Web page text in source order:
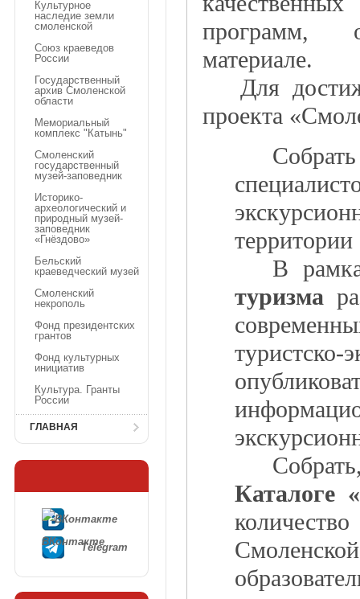
Культурное
наследие земли
смоленской
Союз краеведов
России
Государственный
архив Смоленской
области
Мемориальный
комплекс "Катынь"
Смоленский
государственный
музей-заповедник
Историко-
археологический и
природный музей-
заповедник
«Гнёздово»
Бельский
краеведческий музей
Смоленский
некрополь
Фонд президентских
грантов
Фонд культурных
инициатив
Культура. Гранты
России
ГЛАВНАЯ
ВКонтактеTelegram
программ,
материале.
Для
проекта
В
туризма
Каталоге